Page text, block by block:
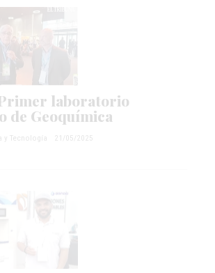
laboratorio
de Geoquímica
y Tecnología 21/05/2025